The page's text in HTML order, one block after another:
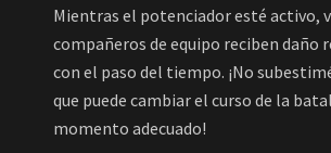
Mientras el potenciador esté activo,
compañeros de equipo reciben daño
con el paso del tiempo. ¡No
que puede cambiar el curso de la
momento adecuado!